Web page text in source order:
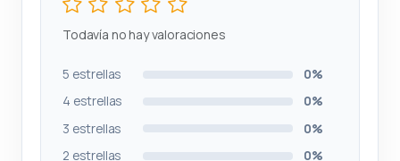
Todavía no hay valoraciones
5 estrellas
0%
4 estrellas
0%
3 estrellas
0%
2 estrellas
0%